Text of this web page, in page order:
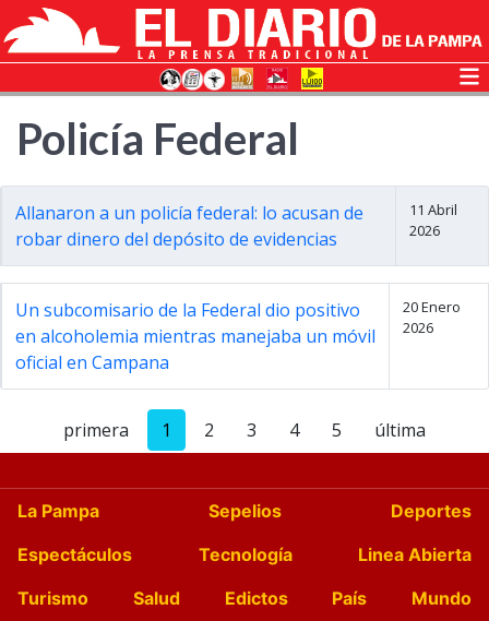
Policía Federal
Allanaron a un policía federal: lo acusan de
robar dinero del depósito de evidencias
11 Abril
2026
Un subcomisario de la Federal dio positivo
en alcoholemia mientras manejaba un móvil
oficial en Campana
20 Enero
2026
primera 1 2 3 4 5 última
La Pampa Sepelios
Deportes
Espectáculos
Tecnología
Linea Abierta
Turismo
Salud Edictos País
Mundo